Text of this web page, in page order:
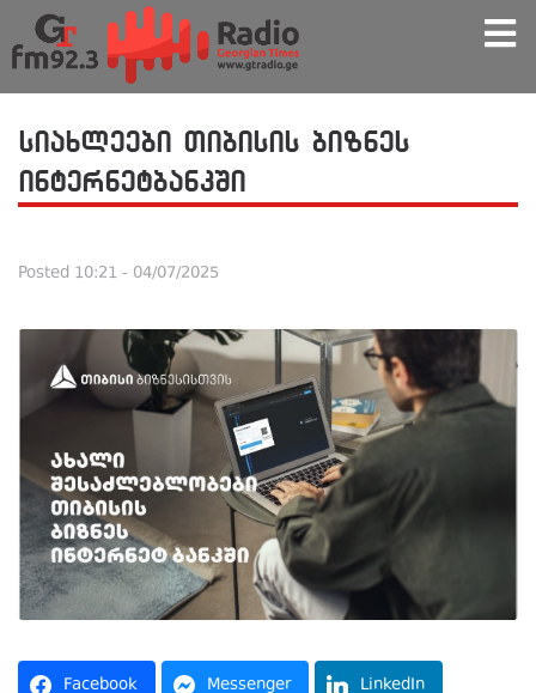
სიახლეები თიბისის ბიზნეს
ინტერნეტბანკში
Posted 10:21 - 04/07/2025
Facebook Messenger LinkedIn